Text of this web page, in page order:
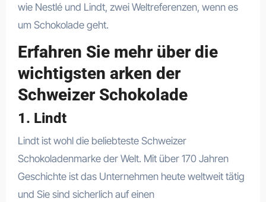
wie Nestlé und Lindt, zwei Weltreferenzen, wenn es
um Schokolade geht.
Erfahren Sie mehr über die
wichtigsten arken der
Schweizer Schokolade
1. Lindt
Lindt ist wohl die beliebteste Schweizer
Schokoladenmarke der Welt. Mit über 170 Jahren
Geschichte ist das Unternehmen heute weltweit tätig
und Sie sind sicherlich auf einen